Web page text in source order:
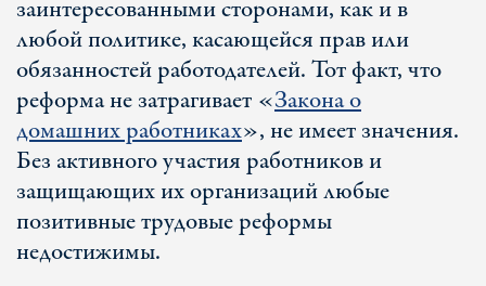
заинтересованными сторонами, как и в
любой политике, касающейся прав или
обязанностей работодателей. Тот факт, что
реформа не затрагивает «Закона о
домашних работниках», не имеет значения.
Без активного участия работников и
защищающих их организаций любые
позитивные трудовые реформы
недостижимы.